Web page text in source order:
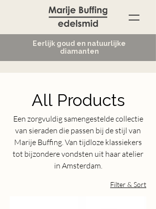
Eerlijk goud en natuurlijke
diamanten
All Products
Een zorgvuldig samengestelde collectie
van sieraden die passen bij de stijl van
Marije Buffing. Van tijdloze klassiekers
tot bijzondere vondsten uit haar atelier
in Amsterdam.
Filter & Sort